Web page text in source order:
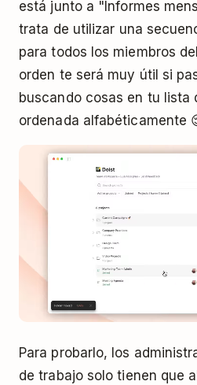
está junto a "Informes
trata de utilizar una
para todos los miembros
orden te será muy útil si
buscando cosas en tu lista
ordenada alfabéticamente
Para probarlo, los
de trabajo solo tienen que